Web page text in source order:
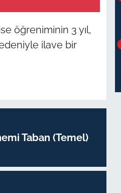
öğreniminin 3 yıl,
ilave bir
Taban (Temel)